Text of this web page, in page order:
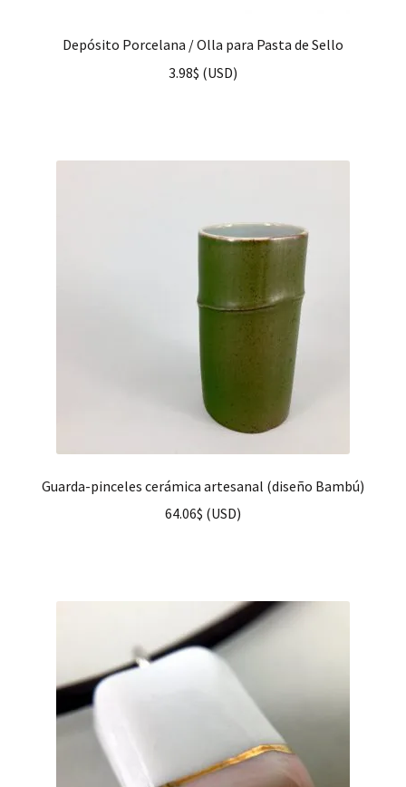
Depósito Porcelana / Olla para Pasta de Sello
3.98$ (USD)
Guarda-pinceles cerámica artesanal (diseño Bambú)
64.06$ (USD)